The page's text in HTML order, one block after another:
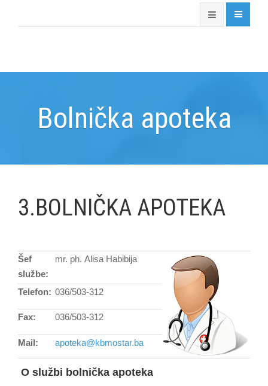
Bolnička apoteka
3.BOLNIČKA APOTEKA
Šef
službe:
mr. ph. Alisa Habibija
Telefon: 036/503-312
Fax: 036/503-312
Mail: apoteka@kbmostar.ba
O službi bolnička apoteka